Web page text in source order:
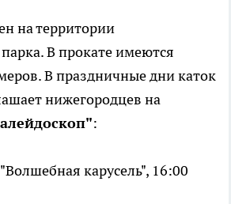
на территории
В прокате имеются
В праздничные дни каток
нижегородцев на
:
карусель", 16:00